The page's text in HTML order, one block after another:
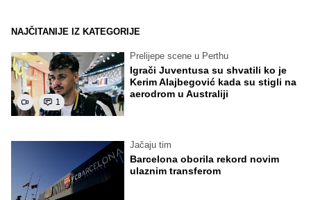
NAJČITANIJE IZ KATEGORIJE
1
Prelijepe scene u Perthu
Igrači Juventusa su shvatili ko je
Kerim Alajbegović kada su stigli na
aerodrom u Australiji
Jačaju tim
Barcelona oborila rekord novim
ulaznim transferom